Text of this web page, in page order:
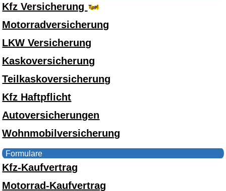
Kfz Versicherung
Motorradversicherung
LKW Versicherung
Kaskoversicherung
Teilkaskoversicherung
Kfz Haftpflicht
Autoversicherungen
Wohnmobilversicherung
Formulare
Kfz-Kaufvertrag
Motorrad-Kaufvertrag